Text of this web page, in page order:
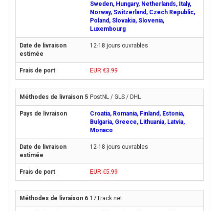
Sweden, Hungary, Netherlands, Italy,
Norway, Switzerland, Czech Republic,
Poland, Slovakia, Slovenia,
Luxembourg
12-18 jours ouvrables
EUR €3.99
PostNL / GLS / DHL
Croatia, Romania, Finland, Estonia,
Bulgaria, Greece, Lithuania, Latvia,
Monaco
12-18 jours ouvrables
EUR €5.99
17Track.net